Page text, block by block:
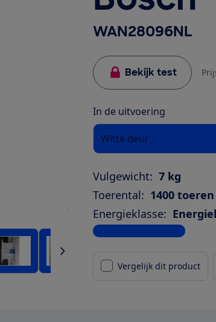
WAN28096NL
Bekijk test
In de uitvoering
Witte deur
Vulgewicht: 7 kg
Toerental: 1400 toeren
Energieklasse:
Bekijk alle specificaties
Vergelijk dit product